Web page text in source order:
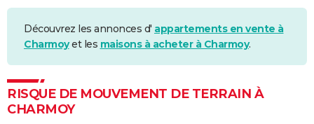
Découvrez les annonces d' appartements en vente à
Charmoyet les maisons à acheter à Charmoy.
RISQUE DE MOUVEMENT DE TERRAIN À
CHARMOY